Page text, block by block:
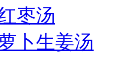
枣汤
卜生姜汤